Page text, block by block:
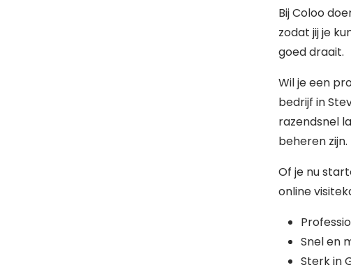
Bij Coloo
zodat jij je
goed draait.
Wil je een
bedrijf in
razendsnel
beheren zijn.
Of je nu
online
Snel en
Sterk in